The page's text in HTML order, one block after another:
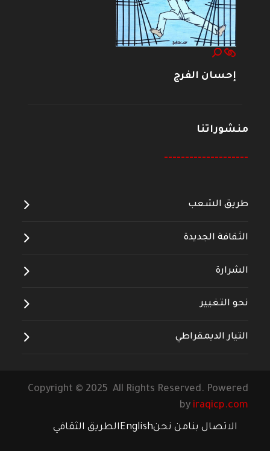
إحسان الفرج
منشوراتنا
--------------------
طريق الشعب
الثقافة الجديدة
الشرارة
نحو التغيير
التيار الديمقراطي
Copyright © 2025 All Rights Reserved. Powered
by iraqicp.com
الاتصال بنامن نحنEnglishالطريق الثقافي